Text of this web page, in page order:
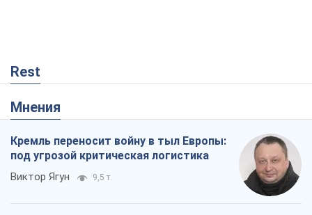
Rest
Мнения
Кремль переносит войну в тыл Европы:
под угрозой критическая логистика
Виктор Ягун 9,5 т.